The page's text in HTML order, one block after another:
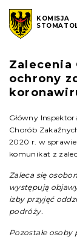
KOMISJA
Zalecenia
ochrony
Główny
Chorób
2020 r. w
komunikat z
Zaleca się
występują
izby przyjęć
podróży.
Pozostałe